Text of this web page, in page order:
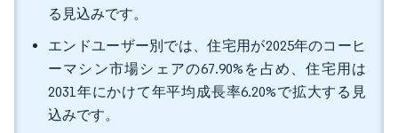
る見込みです。
エンドユーザー別では、住宅用が2025年のコーヒ
ーマシン市場シェアの67.90%を占め、住宅用は
2031年にかけて年平均成長率6.20%で拡大する見
込みです。